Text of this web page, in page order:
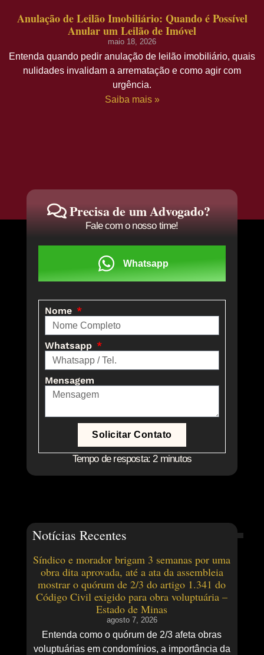
Anulação de Leilão Imobiliário: Quando é Possível
Anular um Leilão de Imóvel
maio 18, 2026
Entenda quando pedir anulação de leilão imobiliário, quais
nulidades invalidam a arrematação e como agir com
urgência.
Saiba mais »
Precisa de um Advogado?
Fale com o nosso time!
Whatsapp
Nome
Whatsapp
Mensagem
Solicitar Contato
Tempo de resposta: 2 minutos
Notícias Recentes
Síndico e morador brigam 3 semanas por uma
obra dita aprovada, até a ata da assembleia
mostrar o quórum de 2/3 do artigo 1.341 do
Código Civil exigido para obra voluptuária –
Estado de Minas
agosto 7, 2026
Entenda como o quórum de 2/3 afeta obras
voluptuárias em condomínios, a importância da